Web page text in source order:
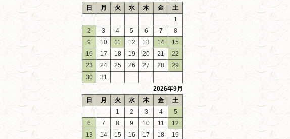
日
月 火 水 木 金
土
1
2
3 4 5 6 7
8
9
10 11 12 13 14
15
16
17 18 19 20 21
22
23
24 25 26 27 28
29
30
31
2026年9月
日
月 火 水 木 金
土
1
2 3 4
5
6
7 8 9 10 11
12
13
14 15 16 17 18
19